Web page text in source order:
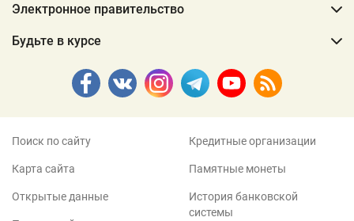
Электронное правительство
Будьте в курсе
Поиск по сайту
Карта сайта
Открытые данные
Кредитные организации
Памятные монеты
История банковской
системы